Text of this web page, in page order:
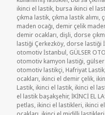
ikinci el lastik, bursa ikinci el
çıkma lastik, çıkma lastik alımı,
maden ocağı, demir çelik
demir ocakları, dişli, dorse
lastiği Çerkezköy, dorse lastiği
otomotiv İstanbul, GÜLSER
otomotiv kamyon lastiği,
otomotiv lastikçi, Hafriyat Lastik
ocakları, ikinci el demir çelik,
Lastik, ikinci el lastik, ikinci el
el lastik başakşehir,İKİNCİ EL
petlas, ikinci el lastikleri, ikinci